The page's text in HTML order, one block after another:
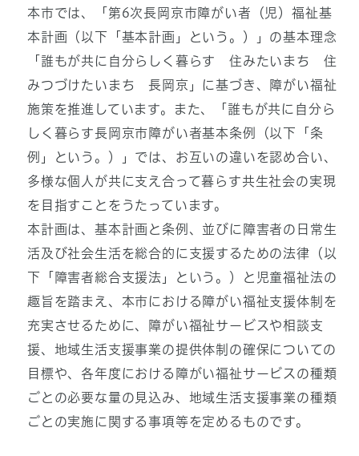
本市では、「第6次長岡京市障がい者（児）福祉基
本計画（以下「基本計画」という。）」の基本理念
「誰もが共に自分らしく暮らす 住みたいまち 住
みつづけたいまち 長岡京」に基づき、障がい福祉
施策を推進しています。また、「誰もが共に自分ら
しく暮らす長岡京市障がい者基本条例（以下「条
例」という。）」では、お互いの違いを認め合い、
多様な個人が共に支え合って暮らす共生社会の実現
を目指すことをうたっています。
本計画は、基本計画と条例、並びに障害者の日常生
活及び社会生活を総合的に支援するための法律（以
下「障害者総合支援法」という。）と児童福祉法の
趣旨を踏まえ、本市における障がい福祉支援体制を
充実させるために、障がい福祉サービスや相談支
援、地域生活支援事業の提供体制の確保についての
目標や、各年度における障がい福祉サービスの種類
ごとの必要な量の見込み、地域生活支援事業の種類
ごとの実施に関する事項等を定めるものです。